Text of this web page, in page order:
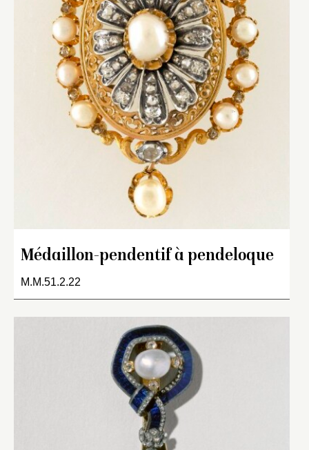
Médaillon-pendentif à pendeloque
M.M.51.2.22